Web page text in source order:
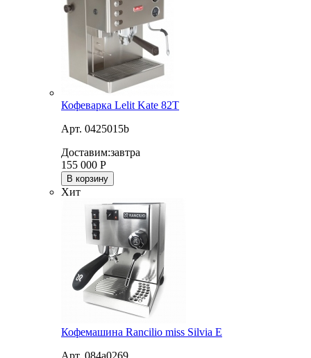
Кофеварка Lelit Kate 82T
Арт. 0425015b
Доставим:завтра
155 000 Р
В корзину
Хит
Кофемашина Rancilio miss Silvia E